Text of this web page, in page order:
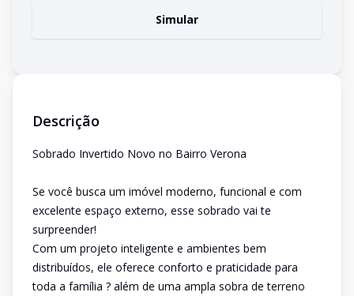
Simular
Descrição
Sobrado Invertido Novo no Bairro Verona
Se você busca um imóvel moderno, funcional e com
excelente espaço externo, esse sobrado vai te
surpreender!
Com um projeto inteligente e ambientes bem
distribuídos, ele oferece conforto e praticidade para
toda a família ? além de uma ampla sobra de terreno